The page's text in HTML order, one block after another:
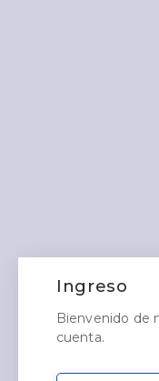
Ingreso
Bienvenido de
cuenta.